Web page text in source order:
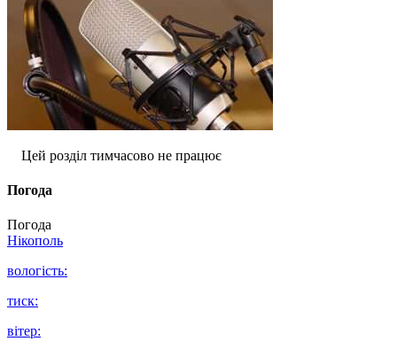
Цей розділ тимчасово не працює
Погода
Погода
Нікополь
вологість:
тиск:
вітер: